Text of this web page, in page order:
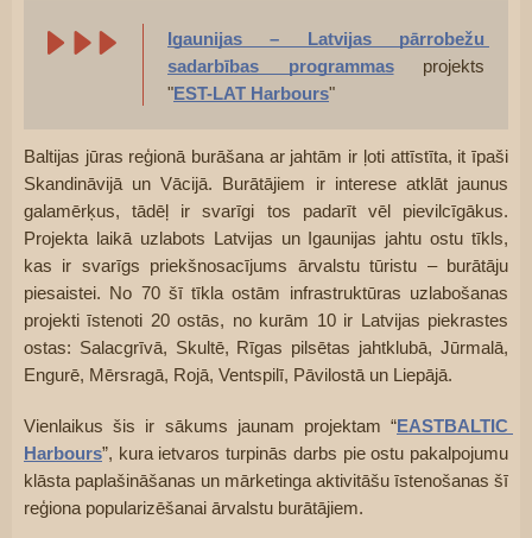
Igaunijas – Latvijas pārrobežu
sadarbības programmas projekts
"EST-LAT Harbours"
Baltijas jūras reģionā burāšana ar jahtām ir ļoti attīstīta, it īpaši
Skandināvijā un Vācijā. Burātājiem ir interese atklāt jaunus
galamērķus, tādēļ ir svarīgi tos padarīt vēl pievilcīgākus.
Projekta laikā uzlabots Latvijas un Igaunijas jahtu ostu tīkls,
kas ir svarīgs priekšnosacījums ārvalstu tūristu – burātāju
piesaistei. No 70 šī tīkla ostām infrastruktūras uzlabošanas
projekti īstenoti 20 ostās, no kurām 10 ir Latvijas piekrastes
ostas: Salacgrīvā, Skultē, Rīgas pilsētas jahtklubā, Jūrmalā,
Engurē, Mērsragā, Rojā, Ventspilī, Pāvilostā un Liepājā.
Vienlaikus šis ir sākums jaunam projektam “EASTBALTIC
Harbours”, kura ietvaros turpinās darbs pie ostu pakalpojumu
klāsta paplašināšanas un mārketinga aktivitāšu īstenošanas šī
reģiona popularizēšanai ārvalstu burātājiem.